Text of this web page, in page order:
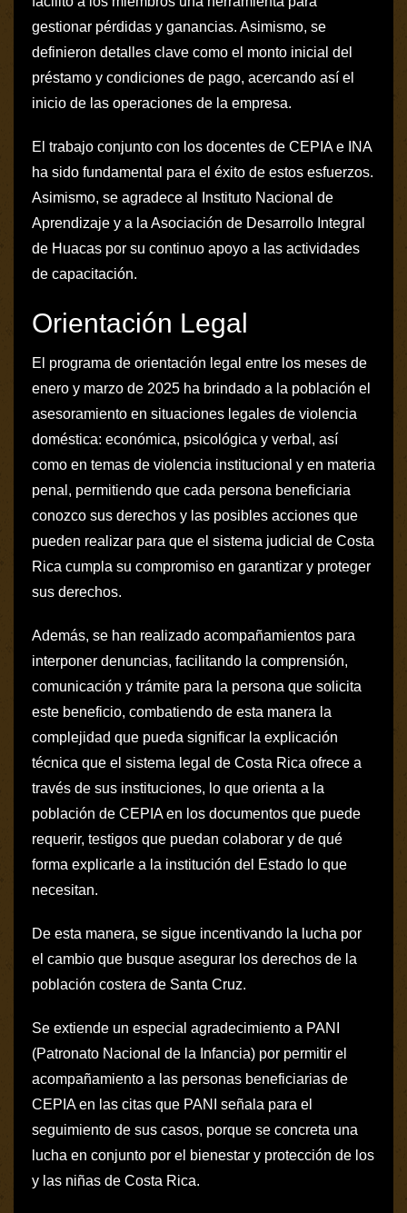
gestionar pérdidas y ganancias. Asimismo, se
definieron detalles clave como el monto inicial del
préstamo y condiciones de pago, acercando así el
inicio de las operaciones de la empresa.
El trabajo conjunto con los docentes de CEPIA e INA
ha sido fundamental para el éxito de estos esfuerzos.
Asimismo, se agradece al Instituto Nacional de
Aprendizaje y a la Asociación de Desarrollo Integral
de Huacas por su continuo apoyo a las actividades
de capacitación.
Orientación Legal
El programa de orientación legal entre los meses de
enero y marzo de 2025 ha brindado a la población el
asesoramiento en situaciones legales de violencia
doméstica: económica, psicológica y verbal, así
como en temas de violencia institucional y en materia
penal, permitiendo que cada persona beneficiaria
conozco sus derechos y las posibles acciones que
pueden realizar para que el sistema judicial de Costa
Rica cumpla su compromiso en garantizar y proteger
sus derechos.
Además, se han realizado acompañamientos para
interponer denuncias, facilitando la comprensión,
comunicación y trámite para la persona que solicita
este beneficio, combatiendo de esta manera la
complejidad que pueda significar la explicación
técnica que el sistema legal de Costa Rica ofrece a
través de sus instituciones, lo que orienta a la
población de CEPIA en los documentos que puede
requerir, testigos que puedan colaborar y de qué
forma explicarle a la institución del Estado lo que
necesitan.
De esta manera, se sigue incentivando la lucha por
el cambio que busque asegurar los derechos de la
población costera de Santa Cruz.
Se extiende un especial agradecimiento a PANI
(Patronato Nacional de la Infancia) por permitir el
acompañamiento a las personas beneficiarias de
CEPIA en las citas que PANI señala para el
seguimiento de sus casos, porque se concreta una
lucha en conjunto por el bienestar y protección de los
y las niñas de Costa Rica.